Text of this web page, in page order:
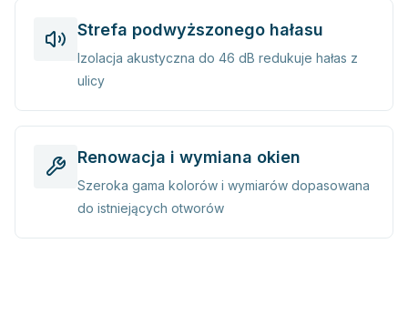
Strefa podwyższonego hałasu
Izolacja akustyczna do 46 dB redukuje hałas z
ulicy
Renowacja i wymiana okien
Szeroka gama kolorów i wymiarów dopasowana
do istniejących otworów